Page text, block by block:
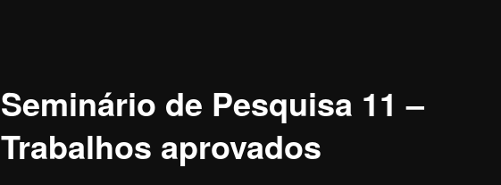
Seminário de Pesquisa 11 –
Trabalhos aprovados